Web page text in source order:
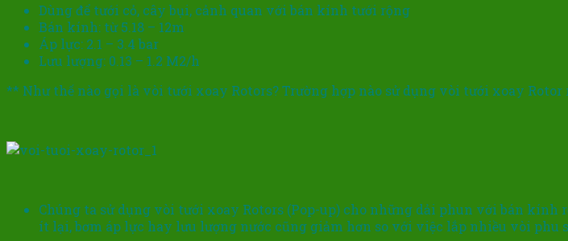
Dùng để tưới cỏ, cây bụi, cảnh quan với bán kính tưới rộng
Bán kính: từ 5.18 – 12m
Áp lực: 2.1 – 3.4 bar
Lưu lượng: 0.13 – 1.2 M2/h
** Như thế nào gọi là vòi tưới xoay Rotors? Trường hợp nào sử dụng vòi tưới xoay Rotor
Chúng ta sử dụng vòi tưới xoay Rotors (Pop-up) cho những dải phun với bán
ít lại, bơm áp lực hay lưu lượng nước cũng giảm hơn so với việc lắp nhiều vòi phu